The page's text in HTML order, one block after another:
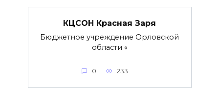
КЦСОН Красная Заря
Бюджетное учреждение Орловской
области «
0 233